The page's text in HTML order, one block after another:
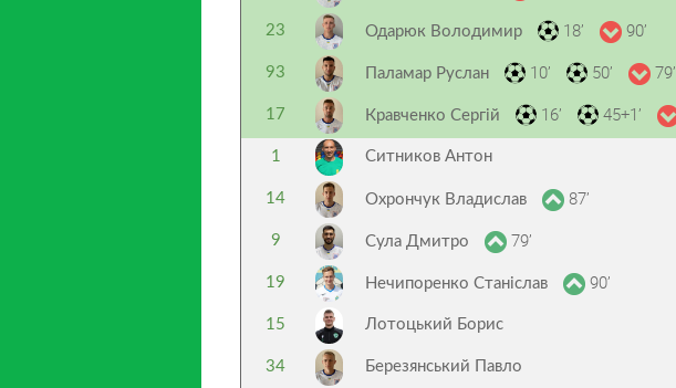
23 Одарюк Володимир 18’ 90’
93 Паламар Руслан 10’ 50’ 79’
17 Кравченко Сергій 16’ 45+1’
1 Ситников Антон
14 Охрончук Владислав 87’
9 Сула Дмитро 79’
19 Нечипоренко Станіслав 90’
15 Лотоцький Борис
34 Березянський Павло